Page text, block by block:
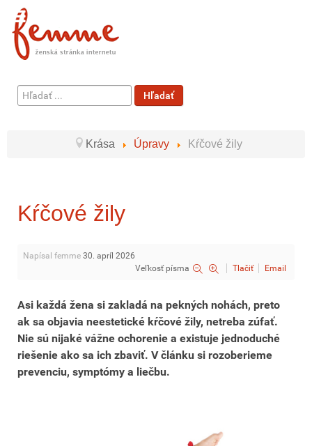
Hľadať
...
Hľadať
Krása Úpravy Kŕčové žily
Kŕčové žily
Napísal femme 30. apríl 2026
Veľkosť písma
Tlačiť Email
Asi každá žena si zakladá na pekných nohách, preto
ak sa objavia neestetické kŕčové žily, netreba zúfať.
Nie sú nijaké vážne ochorenie a existuje jednoduché
riešenie ako sa ich zbaviť. V článku si rozoberieme
prevenciu, symptómy a liečbu.